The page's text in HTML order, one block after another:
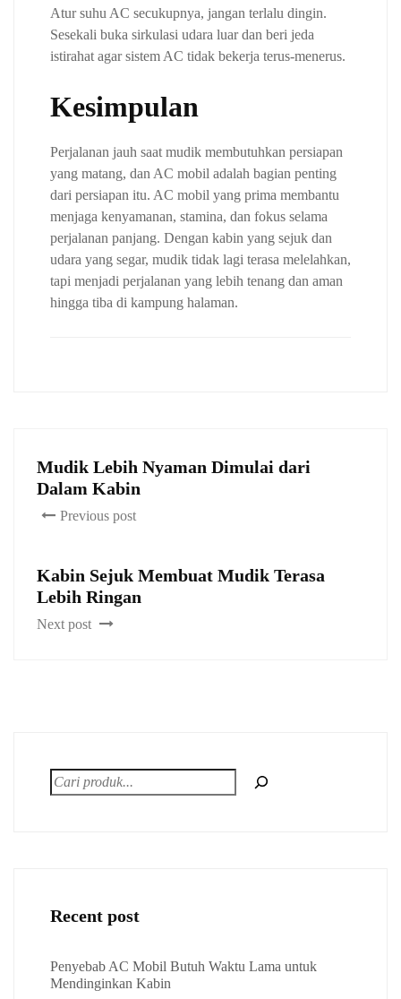
Atur suhu AC secukupnya, jangan terlalu dingin.
Sesekali buka sirkulasi udara luar dan beri jeda
istirahat agar sistem AC tidak bekerja terus-menerus.
Kesimpulan
Perjalanan jauh saat mudik membutuhkan persiapan
yang matang, dan AC mobil adalah bagian penting
dari persiapan itu. AC mobil yang prima membantu
menjaga kenyamanan, stamina, dan fokus selama
perjalanan panjang. Dengan kabin yang sejuk dan
udara yang segar, mudik tidak lagi terasa melelahkan,
tapi menjadi perjalanan yang lebih tenang dan aman
hingga tiba di kampung halaman.
Mudik Lebih Nyaman Dimulai dari
Dalam Kabin
Previous post
Kabin Sejuk Membuat Mudik Terasa
Lebih Ringan
Next post
Recent post
Penyebab AC Mobil Butuh Waktu Lama untuk
Mendinginkan Kabin